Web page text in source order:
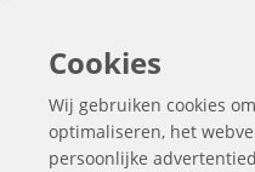
Ook Interessant
Cookies
Wij gebruiken cookies
optimaliseren, het
persoonlijke